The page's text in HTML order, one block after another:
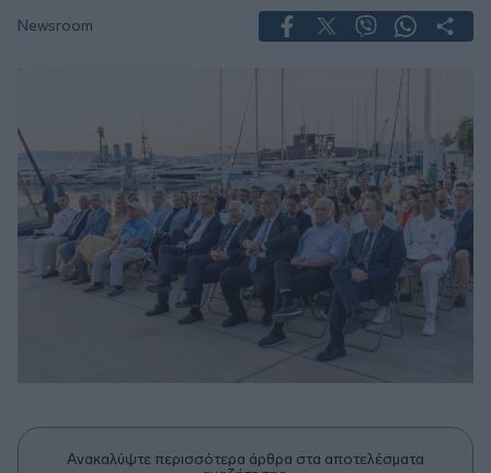
Newsroom
Ανακαλύψτε περισσότερα άρθρα στα αποτελέσματα